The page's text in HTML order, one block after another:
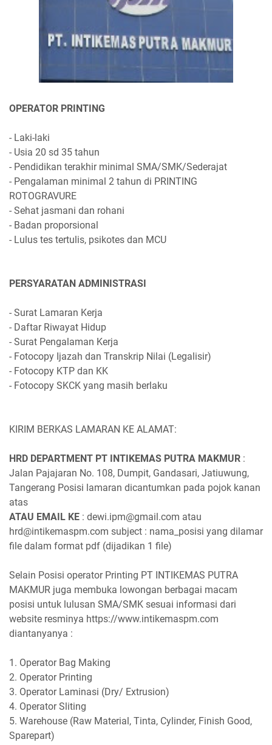
OPERATOR PRINTING
- Laki-laki
- Usia 20 sd 35 tahun
- Pendidikan terakhir minimal SMA/SMK/Sederajat
- Pengalaman minimal 2 tahun di PRINTING
ROTOGRAVURE
- Sehat jasmani dan rohani
- Badan proporsional
- Lulus tes tertulis, psikotes dan MCU
PERSYARATAN ADMINISTRASI
- Surat Lamaran Kerja
- Daftar Riwayat Hidup
- Surat Pengalaman Kerja
- Fotocopy Ijazah dan Transkrip Nilai (Legalisir)
- Fotocopy KTP dan KK
- Fotocopy SKCK yang masih berlaku
KIRIM BERKAS LAMARAN KE ALAMAT:
HRD DEPARTMENT PT INTIKEMAS PUTRA MAKMUR :
Jalan Pajajaran No. 108, Dumpit, Gandasari, Jatiuwung,
Tangerang Posisi lamaran dicantumkan pada pojok kanan
atas
ATAU EMAIL KE : dewi.ipm@gmail.com atau
hrd@intikemaspm.com subject : nama_posisi yang dilamar
file dalam format pdf (dijadikan 1 file)
Selain Posisi operator Printing PT INTIKEMAS PUTRA
MAKMUR juga membuka lowongan berbagai macam
posisi untuk lulusan SMA/SMK sesuai informasi dari
website resminya https://www.intikemaspm.com
diantanyanya :
1. Operator Bag Making
2. Operator Printing
3. Operator Laminasi (Dry/ Extrusion)
4. Operator Sliting
5. Warehouse (Raw Material, Tinta, Cylinder, Finish Good,
Sparepart)